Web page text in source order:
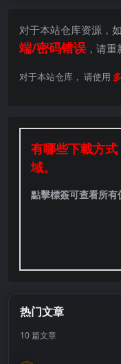
对于本站仓库资源，
端/密码错误 ，请重
对于本站仓库， 请使用
有哪些下載方
域。
點擊標簽可查看所有
热门文章
10 篇文章